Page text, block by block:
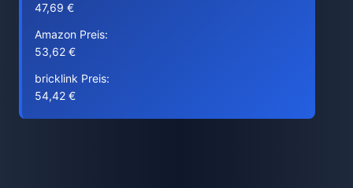
47,69 €
Amazon Preis:
53,62 €
bricklink Preis:
54,42 €